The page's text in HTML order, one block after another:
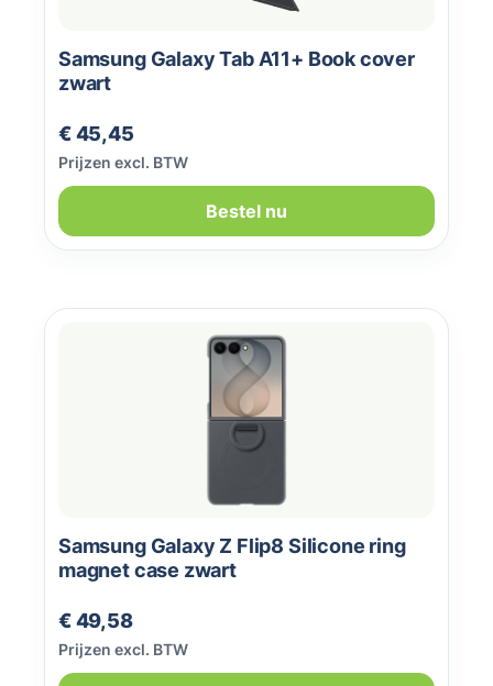
Samsung Galaxy Tab A11+ Book cover
zwart
Normale prijs:
€ 45,45
Prijzen excl. BTW
Bestel nu
Samsung Galaxy Z Flip8 Silicone ring
magnet case zwart
Normale prijs:
€ 49,58
Prijzen excl. BTW